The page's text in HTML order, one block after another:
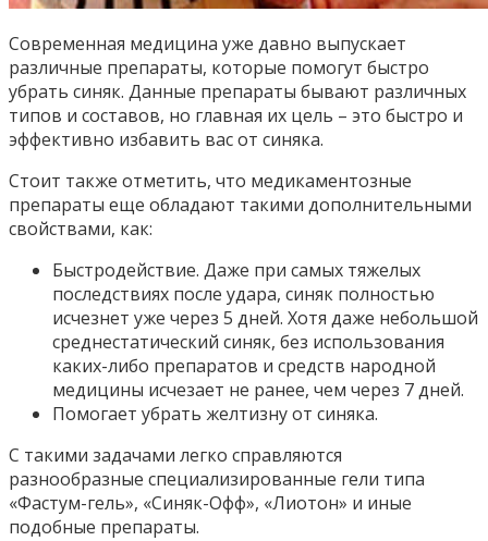
Современная медицина уже давно выпускает
различные препараты, которые помогут быстро
убрать синяк. Данные препараты бывают различных
типов и составов, но главная их цель – это быстро и
эффективно избавить вас от синяка.
Стоит также отметить, что медикаментозные
препараты еще обладают такими дополнительными
свойствами, как:
Быстродействие. Даже при самых тяжелых
последствиях после удара, синяк полностью
исчезнет уже через 5 дней. Хотя даже небольшой
среднестатический синяк, без использования
каких-либо препаратов и средств народной
медицины исчезает не ранее, чем через 7 дней.
Помогает убрать желтизнуот синяка.
С такими задачами легко справляются
разнообразные специализированные гели типа
«Фастум-гель», «Синяк-Офф», «Лиотон» и иные
подобные препараты.